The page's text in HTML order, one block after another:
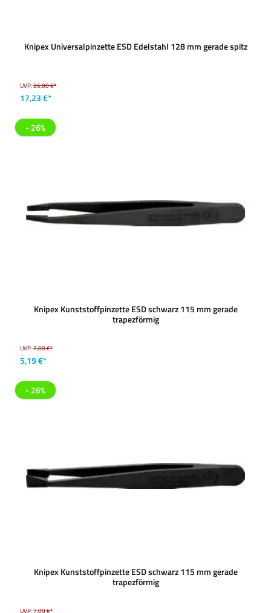
Knipex Universalpinzette ESD Edelstahl 128 mm gerade spitz
UVP:26,00 €*
17,23 €*
- 26%
Knipex Kunststoffpinzette ESD schwarz 115 mm gerade
trapezförmig
UVP:7,08 €*
5,19 €*
- 26%
Knipex Kunststoffpinzette ESD schwarz 115 mm gerade
trapezförmig
UVP:7,08 €*